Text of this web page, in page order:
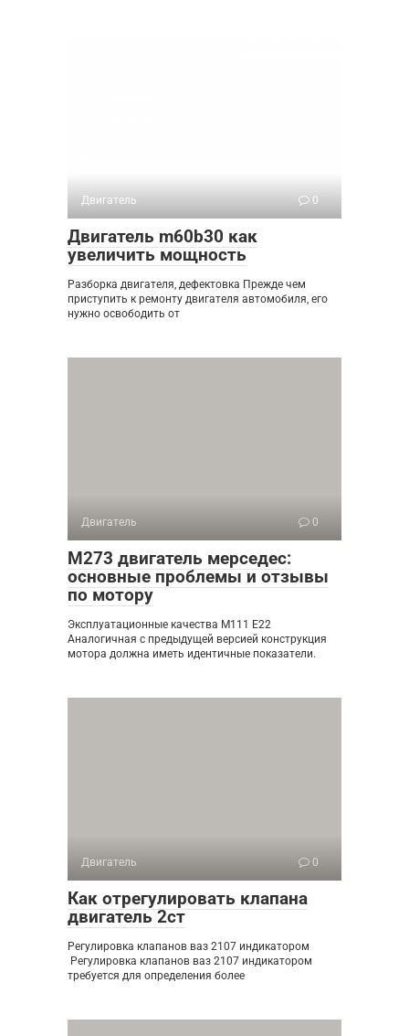
Двигатель 0
Двигатель m60b30 как
увеличить мощность
Разборка двигателя, дефектовка Прежде чем
приступить к ремонту двигателя автомобиля, его
нужно освободить от
Двигатель 0
М273 двигатель мерседес:
основные проблемы и отзывы
по мотору
Эксплуатационные качества М111 Е22
Аналогичная с предыдущей версией конструкция
мотора должна иметь идентичные показатели.
Двигатель 0
Как отрегулировать клапана
двигатель 2ст
Регулировка клапанов ваз 2107 индикатором
Регулировка клапанов ваз 2107 индикатором
требуется для определения более